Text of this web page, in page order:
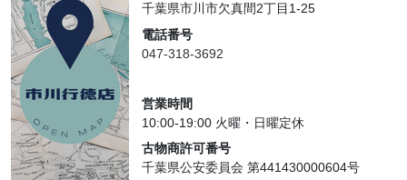
千葉県市川市欠真間2丁目1-25
電話番号
047-318-3692
営業時間
10:00-19:00 火曜・日曜定休
古物商許可番号
千葉県公安委員会 第441430000604号